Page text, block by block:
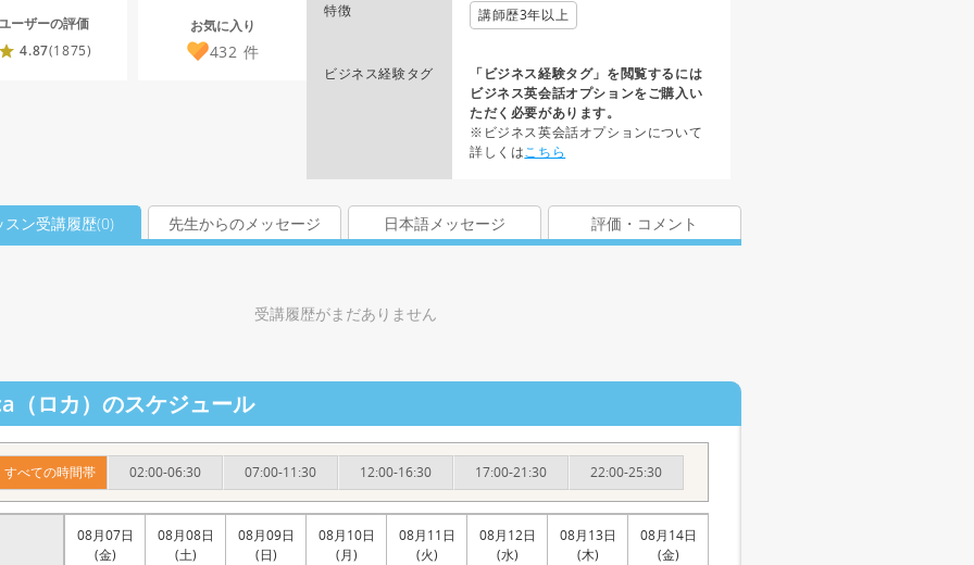
ーザーの評価
4.87(1875)
お気に入り
432 件
特徴 講師歴3年以上
ビジネス経験タグ
「ビジネス経験タグ」を閲覧するには
ビジネス英会話オプションをご購入い
ただく必要があります。
※ビジネス英会話オプションについて
詳しくはこちら
スン受講履歴(0) 先生からのメッセージ 日本語メッセージ 評価・コメント
受講履歴がまだありません
（ロカ）のスケジュール
すべての時間帯 02:00-06:30 07:00-11:30 12:00-16:30 17:00-21:30 22:00-25:30
08月07日
(金)
08月08日
(土)
08月09日
(日)
08月10日
(月)
08月11日
(火)
08月12日
(水)
08月13日
(木)
08月14日
(金)